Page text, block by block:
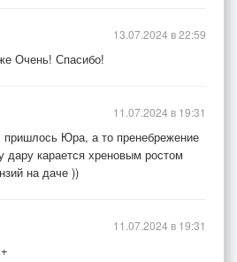
край
рай..
Очень! Спасибо!
13.07.2024 в 22:59
пришлось Юра, а то пренебрежение
дару карается хреновым ростом
на даче ))
11.07.2024 в 19:31
11.07.2024 в 19:31